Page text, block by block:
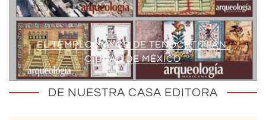
EL TEMPLO MAYOR DE TENOCHTITLAN,
CIUDAD DE MÉXICO
DE NUESTRA CASA EDITORA